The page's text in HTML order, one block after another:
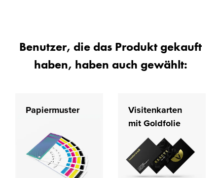
Benutzer, die das Produkt gekauft
haben, haben auch gewählt:
Papiermuster
Visitenkarten
mit Goldfolie